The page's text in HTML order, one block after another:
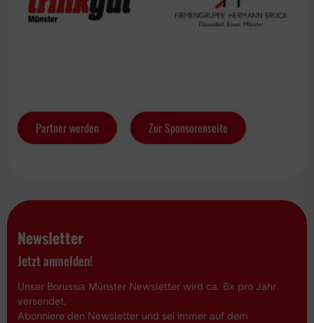
Partner werden Zur Sponsorenseite
Newsletter
Jetzt anmelden!
Unser Borussia Münster Newsletter wird ca. 6x pro Jahr
versendet.
Abonniere den Newsletter und sei immer auf dem